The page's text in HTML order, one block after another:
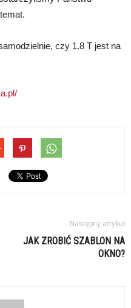
czy 1.8 T jest na
Następny artykuł
JAK ZROBIĆ SZABLON NA
OKNO?